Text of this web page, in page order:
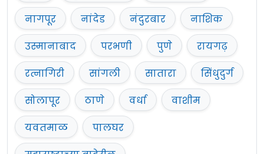
नागपूर
नांदेड नंदुरबार
नाशिक
उस्मानाबाद
परभणी पुणे
रायगढ़
रत्नागिरी
सांगली सातारा
सिंधुदुर्ग
सोलापूर
ठाणे वर्धा
वाशीम
यवतमाळ
पालघर